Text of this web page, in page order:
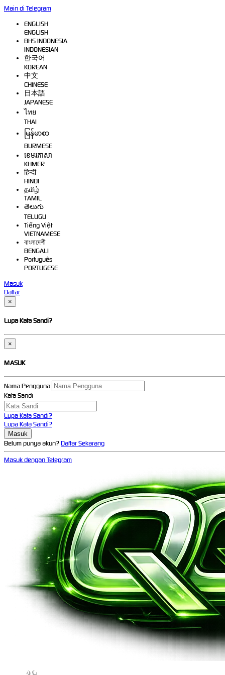
Main di Telegram
ENGLISH
ENGLISH
BHS INDONESIA
INDONESIAN
한국어
KOREAN
中文
CHINESE
日本語
JAPANESE
ไทย
THAI
မြန်မာစာ
BURMESE
ខេមរភាសា
KHMER
हिन्दी
HINDI
தமிழ்
TAMIL
తెలుగు
TELUGU
Tiếng Việt
VIETNAMESE
বাংলাদেশী
BENGALI
Português
PORTUGESE
Masuk
Daftar
×
Lupa Kata Sandi?
×
MASUK
Nama Pengguna
Kata Sandi
Lupa Kata Sandi?
Lupa Kata Sandi?
Belum punya akun?Daftar Sekarang
Masuk dengan Telegram